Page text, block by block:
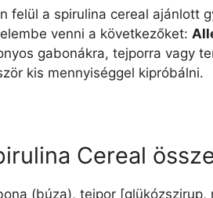
felül a spirulina cereal ajánlott
venni a következőket:
gabonákra, tejporra vagy
kis mennyiséggel kipróbálni.
Cereal
(búza), tejpor